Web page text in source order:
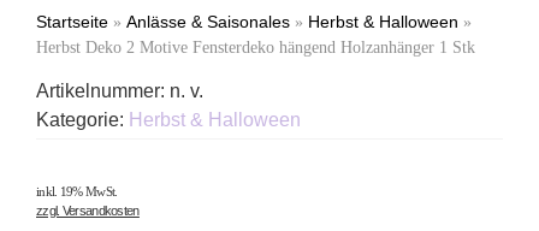
Startseite » Anlässe & Saisonales » Herbst & Halloween »
Herbst Deko 2 Motive Fensterdeko hängend Holzanhänger 1 Stk
Artikelnummer: n. v.
Kategorie: Herbst & Halloween
inkl. 19% MwSt.
zzgl. Versandkosten